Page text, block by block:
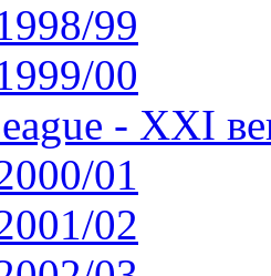
99
00
- XXI
01
02